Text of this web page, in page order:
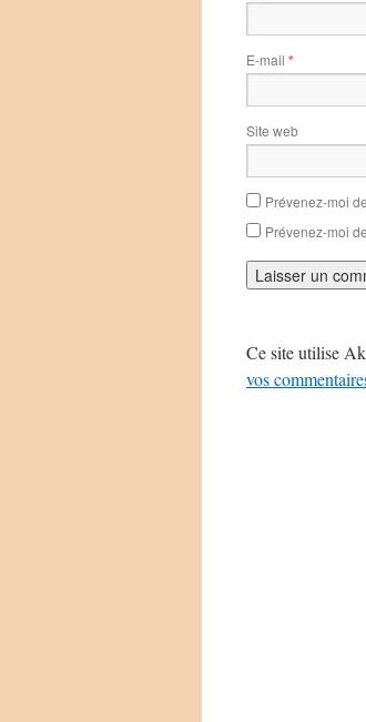
E-mail *
Site web
Prévenez-moi
Prévenez-moi
Ce site utilise
vos